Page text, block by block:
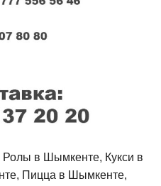
в Шымкенте, Кукси в
Пицца в Шымкенте,